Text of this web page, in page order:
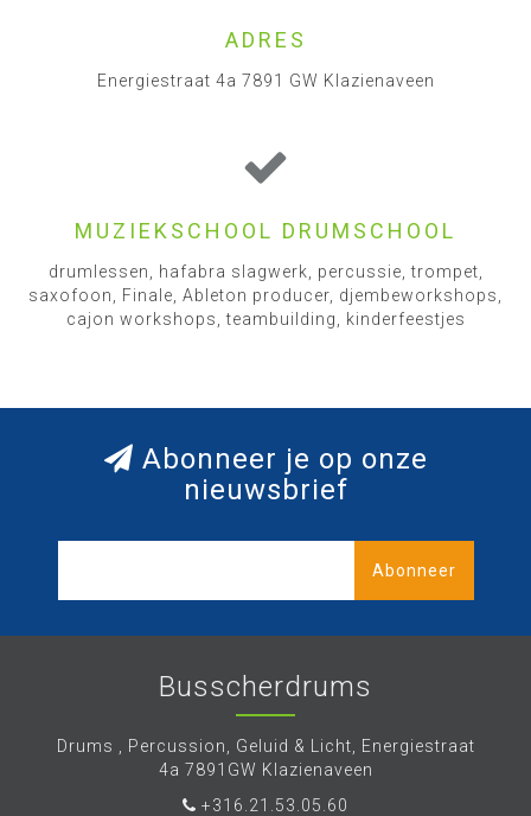
ADRES
Energiestraat 4a 7891 GW Klazienaveen
MUZIEKSCHOOL DRUMSCHOOL
drumlessen, hafabra slagwerk, percussie, trompet,
saxofoon, Finale, Ableton producer, djembeworkshops,
cajon workshops, teambuilding, kinderfeestjes
Abonneer je op onze
nieuwsbrief
Abonneer
Busscherdrums
Drums , Percussion, Geluid & Licht, Energiestraat
4a 7891GW Klazienaveen
+316.21.53.05.60